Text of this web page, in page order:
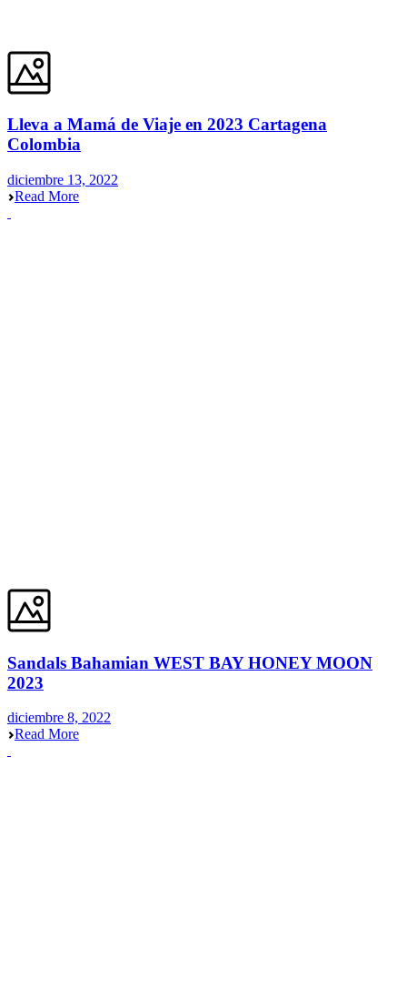
Lleva a Mamá de Viaje en 2023 Cartagena
Colombia
diciembre 13, 2022
Read More
Sandals Bahamian WEST BAY HONEY MOON
2023
diciembre 8, 2022
Read More